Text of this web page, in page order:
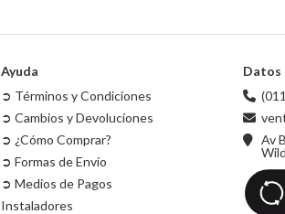
Ayuda
➲ Términos y Condiciones
➲ Cambios y Devoluciones
➲ ¿Cómo Comprar?
➲ Formas de Envío
➲ Medios de Pagos
Instaladores
Datos
Av